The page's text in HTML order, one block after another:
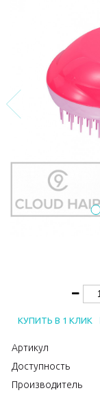
КУПИТЬ В 1 КЛИК
Артикул
Доступность
Производитель